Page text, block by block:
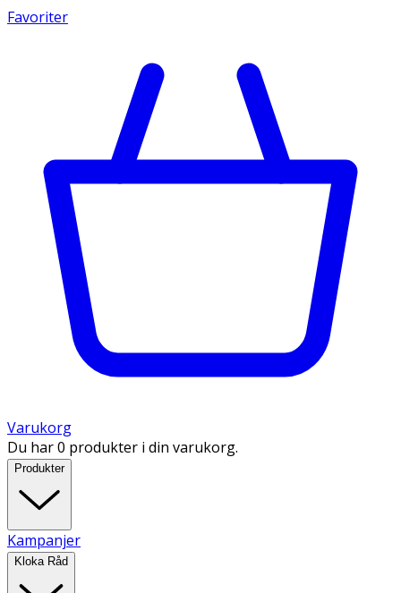
Favoriter
Varukorg
Du har 0 produkter i din varukorg.
Produkter
Kampanjer
Kloka Råd